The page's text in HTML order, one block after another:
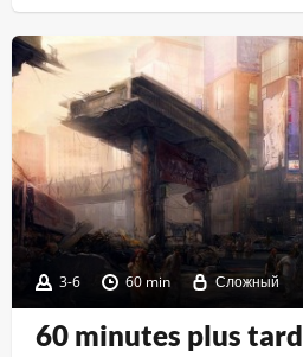
3-6 60 min Сложный
60 minutes plus tard